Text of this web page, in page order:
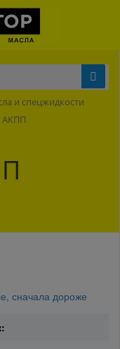
и спецжидкости
АКПП
сначала дороже